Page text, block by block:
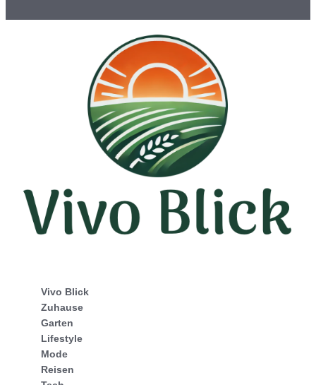
Vivo Blick
Zuhause
Garten
Lifestyle
Mode
Reisen